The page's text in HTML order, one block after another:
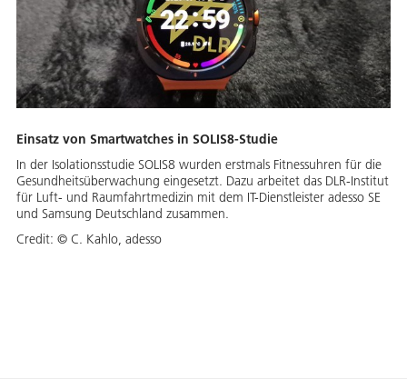
Einsatz von Smartwatches in SOLIS8-Studie
In der Isolationsstudie SOLIS8 wurden erstmals Fitnessuhren für die
Gesundheitsüberwachung eingesetzt. Dazu arbeitet das DLR-Institut
für Luft- und Raumfahrtmedizin mit dem IT-Dienstleister adesso SE
und Samsung Deutschland zusammen.
Credit: © C. Kahlo, adesso